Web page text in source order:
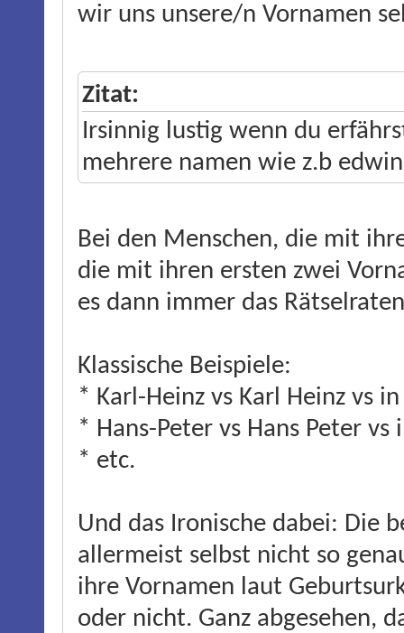
wir uns unsere/n Vornamen
Zitat:
Irsinnig lustig wenn du
mehrere namen wie z.b
Bei den Menschen, die mit
die mit ihren ersten zwei
es dann immer das
Klassische Beispiele:
* Karl-Heinz vs Karl Heinz vs
* Hans-Peter vs Hans Peter vs
* etc.
Und das Ironische dabei: Die
allermeist selbst nicht so
ihre Vornamen laut
oder nicht. Ganz abgesehen,